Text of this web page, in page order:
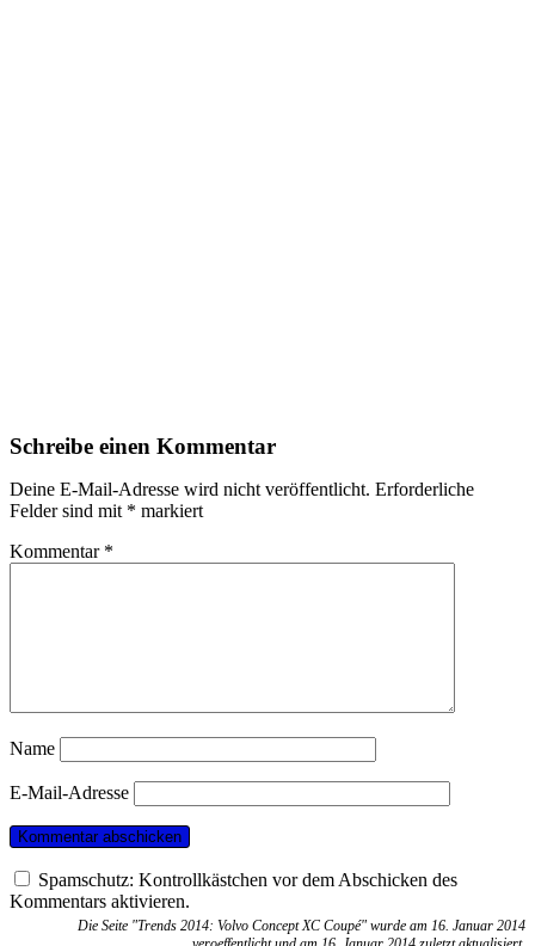
Schreibe einen Kommentar
Deine E-Mail-Adresse wird nicht veröffentlicht. Erforderliche
Felder sind mit * markiert
Kommentar *
Name
E-Mail-Adresse
Spamschutz: Kontrollkästchen vor dem Abschicken des
Kommentars aktivieren.
Die Seite "Trends 2014: Volvo Concept XC Coupé" wurde am 16. Januar 2014